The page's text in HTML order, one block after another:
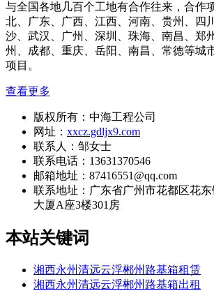
与全国各地几百个工地有合作往来，合作
北、广东、广西、江西、河南、贵州、四
沙、武汉、广州、深圳、珠海、南昌、郑
州、成都、重庆、岳阳、南昌、常德等城
项目。
查看更多
版权所有：中海工程公司
网址： xxcz.gdljx9.com
联系人：邹女士
联系电话：13631370546
邮箱地址：87416551@qq.com
联系地址： 广东省广州市花都区花
大厦A座3楼301房
本站关键词
湘西永州清远云浮郴州路基箱租赁
湘西永州清远云浮郴州路基箱出租